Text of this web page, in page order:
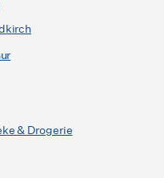
& Drogerie